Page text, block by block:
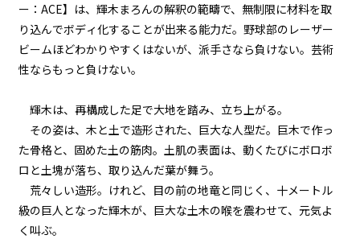
一章
ギルド委員会（８）
一章
地竜戦（２）
一章
地竜戦（３）
ー：ACE】は、輝木まろんの解釈の範疇で、無制限に材料を取
り込んでボディ化することが出来る能力だ。野球部のレーザー
ビームほどわかりやすくはないが、派手さなら負けない。芸術
性ならもっと負けない。
輝木は、再構成した足で大地を踏み、立ち上がる。
その姿は、木と土で造形された、巨大な人型だ。巨木で作っ
た骨格と、固めた土の筋肉。土肌の表面は、動くたびにボロボ
ロと土塊が落ち、取り込んだ葉が舞う。
荒々しい造形。けれど、目の前の地竜と同じく、十メートル
級の巨人となった輝木が、巨大な土木の喉を震わせて、元気よ
く叫ぶ。